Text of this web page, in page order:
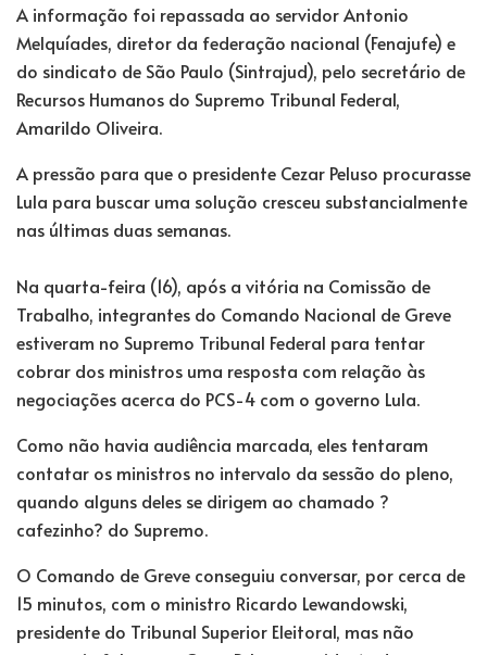
A informação foi repassada ao servidor Antonio
Melquíades, diretor da federação nacional (Fenajufe) e
do sindicato de São Paulo (Sintrajud), pelo secretário de
Recursos Humanos do Supremo Tribunal Federal,
Amarildo Oliveira.
A pressão para que o presidente Cezar Peluso procurasse
Lula para buscar uma solução cresceu substancialmente
nas últimas duas semanas.
Na quarta-feira (16), após a vitória na Comissão de
Trabalho, integrantes do Comando Nacional de Greve
estiveram no Supremo Tribunal Federal para tentar
cobrar dos ministros uma resposta com relação às
negociações acerca do PCS-4 com o governo Lula.
Como não havia audiência marcada, eles tentaram
contatar os ministros no intervalo da sessão do pleno,
quando alguns deles se dirigem ao chamado ?
cafezinho? do Supremo.
O Comando de Greve conseguiu conversar, por cerca de
15 minutos, com o ministro Ricardo Lewandowski,
presidente do Tribunal Superior Eleitoral, mas não